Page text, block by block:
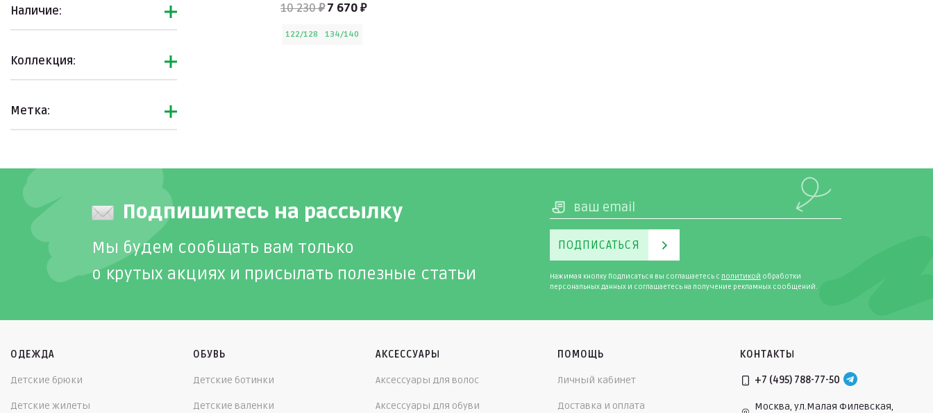
Наличие:
Коллекция:
Метка:
10 230 ₽ 7 670 ₽
122/128 134/140
Подпишитесь на рассылку
Мы будем сообщать вам только
о крутых акциях и присылать полезные статьи
ПОДПИСАТЬСЯ
Нажимая кнопку Подписаться вы соглашаетесь с политикой обработки
персональных данных и соглашаетесь на получение рекламных сообщений.
ОДЕЖДА
Детские брюки
Детские жилеты
ОБУВЬ
Детские ботинки
Детские валенки
АКСЕССУАРЫ
Аксессуары для волос
Аксессуары для обуви
ПОМОЩЬ
Личный кабинет
Доставка и оплата
КОНТАКТЫ
+7 (495) 788-77-50
Москва, ул.Малая Филевская,